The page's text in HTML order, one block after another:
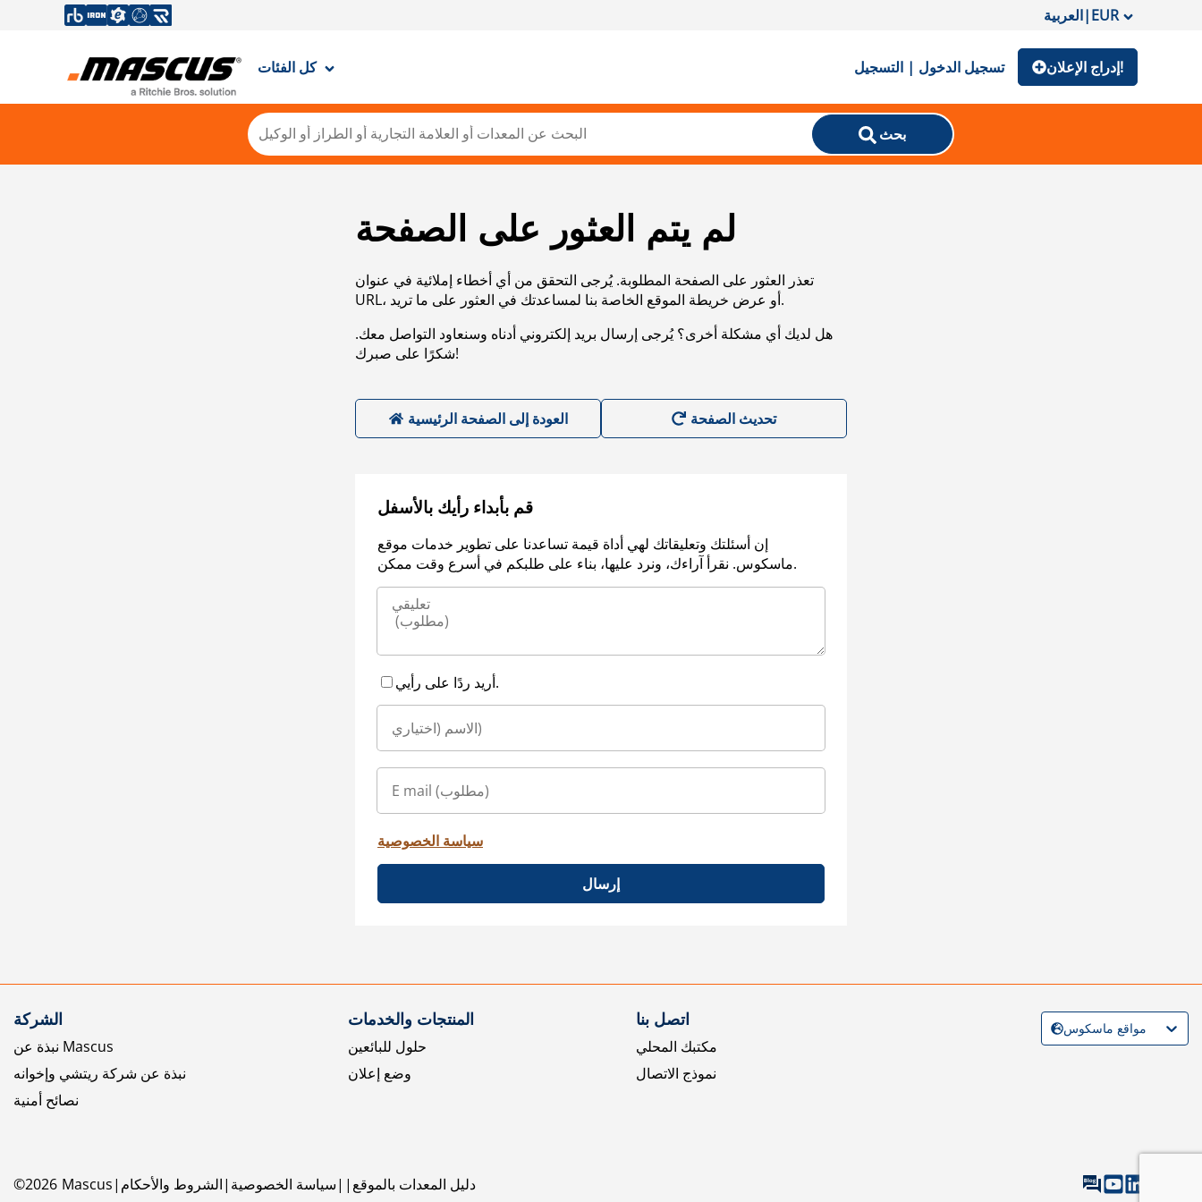
العربية|EUR
كل الفئات تسجيل الدخول | التسجيل إدراج الإعلان!
بحث
لم يتم العثور على الصفحة
تعذر العثور على الصفحة المطلوبة. يُرجى التحقق من أي أخطاء إملائية في عنوان
URL، أو عرض خريطة الموقع الخاصة بنا لمساعدتك في العثور على ما تريد.
هل لديك أي مشكلة أخرى؟ يُرجى إرسال بريد إلكتروني أدناه وسنعاود التواصل معك.
شكرًا على صبرك!
العودة إلى الصفحة الرئيسية
قم بأبداء رأيك بالأسفل
إن أسئلتك وتعليقاتك لهي أداة قيمة تساعدنا على تطوير خدمات موقع
ماسكوس. نقرأ آراءك، ونرد عليها، بناء على طلبكم في أسرع وقت ممكن.
أريد ردًا على رأيي.
سياسة الخصوصية
إرسال
الشركة
نبذة عن Mascus
نبذة عن شركة ريتشي وإخوانه
نصائح أمنية
المنتجات والخدمات
حلول للبائعين
وضع إعلان
اتصل بنا
مكتبك المحلي
نموذج الاتصال
©2026 Mascus الشروط والأحكام سياسة الخصوصية دليل المعدات بالموقع
مواقع ماسكوس